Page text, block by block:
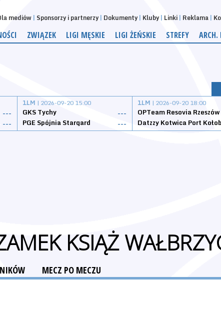
mediów Sponsorzy i partnerzy Dokumenty Kluby Linki Reklama
ZWIĄZEK LIGI MĘSKIE LIGI ŻEŃSKIE STREFY ARCH.
---
---
1LM | 2026-09-20 15:00
GKS Tychy
---
PGE Spójnia Stargard
---
1LM | 2026-09-20 18:00
OPTeam Resovia Rzeszów
KSIĄŻ
MECZ PO MECZU